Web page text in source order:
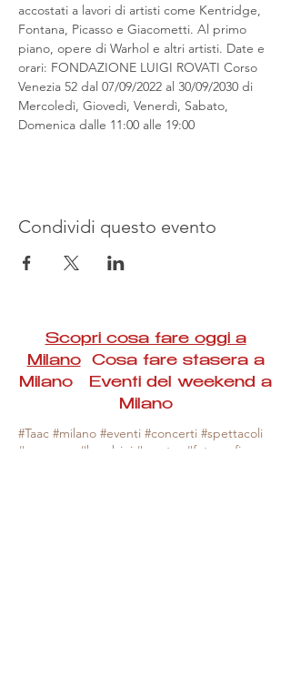
accostati a lavori di artisti come Kentridge,
Fontana, Picasso e Giacometti. Al primo
piano, opere di Warhol e altri artisti. Date e
orari: FONDAZIONE LUIGI ROVATI Corso
Venezia 52 dal 07/09/2022 al 30/09/2030 di
Mercoledì, Giovedì, Venerdì, Sabato,
Domenica dalle 11:00 alle 19:00
Condividi questo evento
Scopri cosa fare oggi a
MilanoCosa fare stasera a
Milano Eventi del weekend a
Milano
#Taac #milano #eventi #concerti #spettacoli
#rassegne #bambini #mostre #fotografia